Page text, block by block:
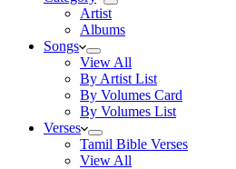
Artist
Albums
Songs
View All
By Artist List
By Volumes Card
By Volumes List
Verses
Tamil Bible Verses
View All